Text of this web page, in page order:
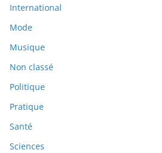
International
Mode
Musique
Non classé
Politique
Pratique
Santé
Sciences